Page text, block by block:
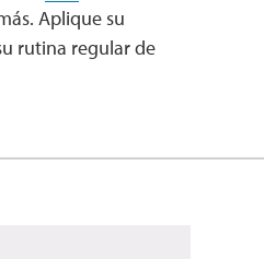
Aplique su
rutina regular de